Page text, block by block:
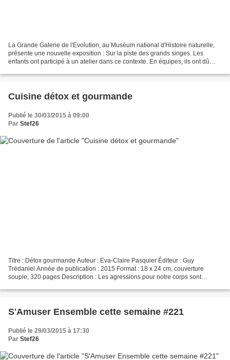
La Grande Galerie de l'Evolution, au Muséum national d'Histoire naturelle,
présente une nouvelle exposition : Sur la piste des grands singes. Les
enfants ont participé à un atelier dans ce contexte. En équipes, ils ont dû
Cuisine détox et gourmande
Publié le 30/03/2015 à 09:00
Par Stef26
Titre : Détox gourmande Auteur : Eva-Claire Pasquier Éditeur : Guy
Trédaniel Année de publication : 2015 Format : 18 x 24 cm, couverture
souple, 320 pages Description : Les agressions pour notre corps sont
S'Amuser Ensemble cette semaine #221
Publié le 29/03/2015 à 17:30
Par Stef26